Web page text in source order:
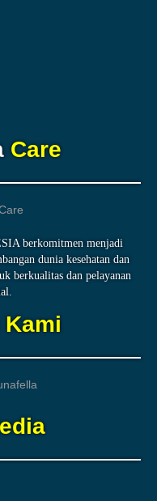
Care
berkomitmen menjadi
dunia kesehatan dan
berkualitas dan pelayanan